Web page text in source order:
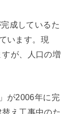
成しているた
います。現
が、人口の増
が2006年に完
え工事中のた